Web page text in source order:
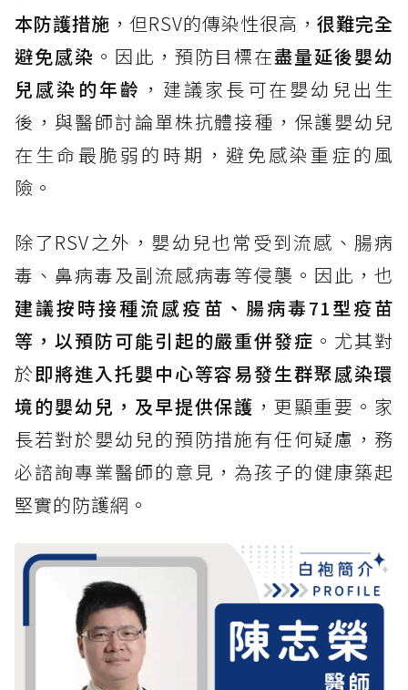
本防護措施 ，但RSV的傳染性很高， 很難完全
避免感染 。因此，預防目標在盡量延後嬰幼
兒感染的年齡 ，建議家長可在嬰幼兒出生
後，與醫師討論單株抗體接種，保護嬰幼兒
在生命最脆弱的時期，避免感染重症的風
險。
除了RSV之外，嬰幼兒也常受到流感、腸病
毒、鼻病毒及副流感病毒等侵襲。因此，也
建議按時接種流感疫苗、腸病毒71型疫苗
等，以預防可能引起的嚴重併發症 。尤其對
於即將進入托嬰中心等容易發生群聚感染環
境的嬰幼兒，及早提供保護 ，更顯重要。家
長若對於嬰幼兒的預防措施有任何疑慮，務
必諮詢專業醫師的意見，為孩子的健康築起
堅實的防護網。